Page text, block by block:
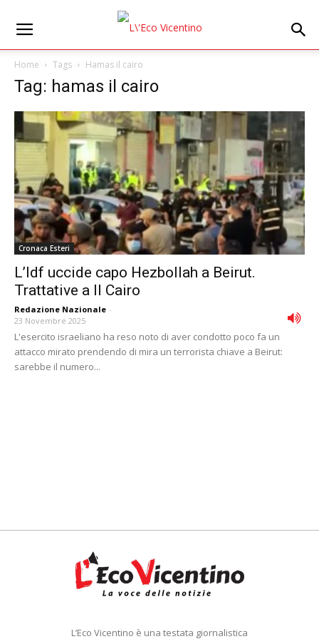
Home Tags Hamas il cairo
Tag: hamas il cairo
Cronaca Esteri
L’Idf uccide capo Hezbollah a Beirut.
Trattative a Il Cairo
Redazione Nazionale -
23 Novembre 2025
L'esercito israeliano ha reso noto di aver condotto poco fa un
attacco mirato prendendo di mira un terrorista chiave a Beirut:
sarebbe il numero...
L’Eco Vicentino è una testata giornalistica